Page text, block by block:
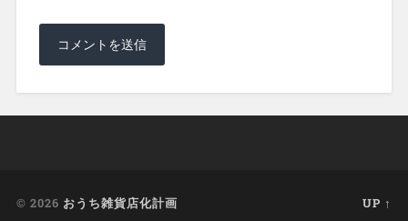
© 2026 おうち雑貨店化計画 UP ↑